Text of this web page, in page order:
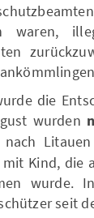
waren,
die
wurden
nach
Kind, die
wurde.
seit